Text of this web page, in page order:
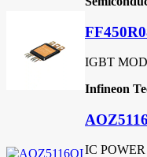
IGBT
Infineon
IC